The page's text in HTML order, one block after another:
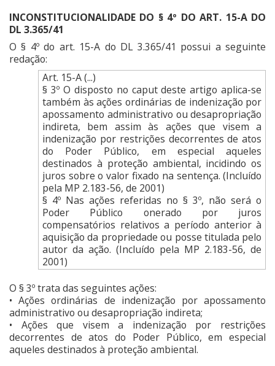
INCONSTITUCIONALIDADE DO § 4º DO ART. 15-A DO
DL 3.365/41
O § 4º do art. 15-A do DL 3.365/41 possui a seguinte
redação:
Art. 15-A (...)
§ 3º O disposto no caput deste artigo aplica-se
também às ações ordinárias de indenização por
apossamento administrativo ou desapropriação
indireta, bem assim às ações que visem a
indenização por restrições decorrentes de atos
do Poder Público, em especial aqueles
destinados à proteção ambiental, incidindo os
juros sobre o valor fixado na sentença. (Incluído
pela MP 2.183-56, de 2001)
§ 4º Nas ações referidas no § 3º, não será o
Poder Público onerado por juros
compensatórios relativos a período anterior à
aquisição da propriedade ou posse titulada pelo
autor da ação. (Incluído pela MP 2.183-56, de
2001)
O § 3º trata das seguintes ações:
• Ações ordinárias de indenização por apossamento
administrativo ou desapropriação indireta;
• Ações que visem a indenização por restrições
decorrentes de atos do Poder Público, em especial
aqueles destinados à proteção ambiental.